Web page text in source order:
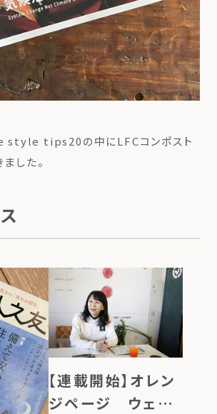
tips20の中にLFCコンポスト
した。
【連載開始】オレン
ジページ ウェル